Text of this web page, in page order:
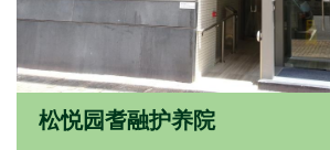
松悦园耆融护养院